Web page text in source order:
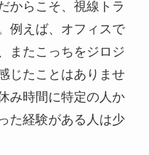
からこそ、視線トラ
例えば、オフィスで
またこっちをジロジ
じたことはありませ
み時間に特定の人か
た経験がある人は少